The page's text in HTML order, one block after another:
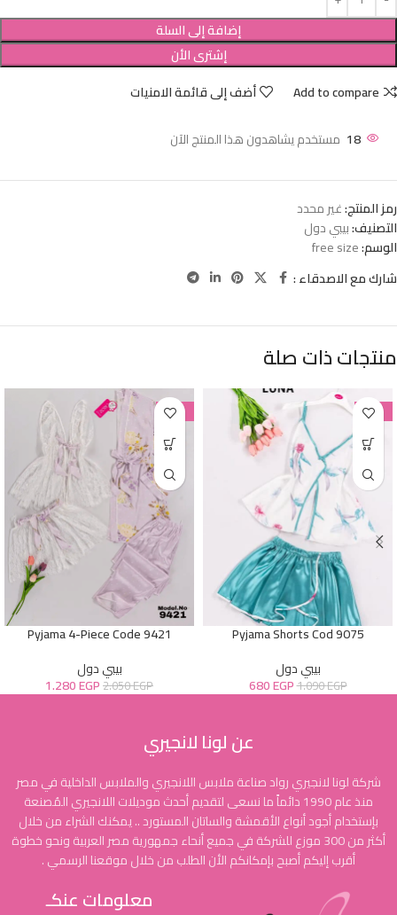
إضافة إلى السلة
إشترى الأن
Add to compare
أضف إلى قائمة الامنيات
18 مستخدم يشاهدون هذا المنتج الآن
رمز المنتج:غير محدد
التصنيف:بيبي دول
الوسم:free size
شارك مع الاصدقاء :
منتجات ذات صلة
-38%
Pyjama Shorts Cod 9075
بيبي دول
1.090EGP
680EGP
-38%
Pyjama 4-Piece Code 9421
بيبي دول
2.050EGP
1.280EGP
عن لونا لانجيري
شركة لونا لانجيري رواد صناعة ملابس اللانجيري والملابس الداخلية في مصر
منذ عام 1990 دائماً ما نسعى لتقديم أحدث موديلات اللانجيري المُصنعة
بإستخدام أجود أنواع الأقمشة والساتان المستورد .. يمكنك الشراء من خلال
أكثر من 300 موزع للشركة في جميع أنحاء جمهورية مصر العربية ونحو خطوة
أقرب إليكم أصبح بإمكانكم الأن الطلب من خلال موقعنا الرسمي .
معلومات عنكـ